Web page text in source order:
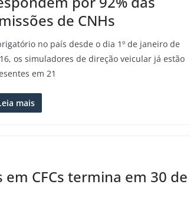
de CNHs
no país desde o dia 1º de janeiro de
os simuladores de direção veicular já estão
em 21
mais
CFCs termina em 30 de